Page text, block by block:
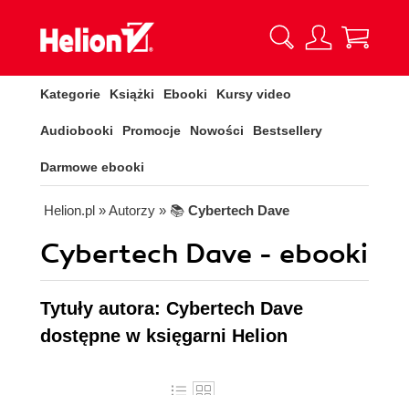
Kategorie Książki Ebooki Kursy video
Audiobooki Promocje Nowości Bestsellery
Darmowe ebooki
Helion.pl » Autorzy » 📚 Cybertech Dave
Cybertech Dave - ebooki
Tytuły autora: Cybertech Dave
dostępne w księgarni Helion